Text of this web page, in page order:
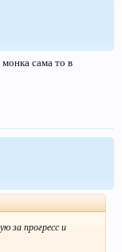
сама то в
за прогресс и